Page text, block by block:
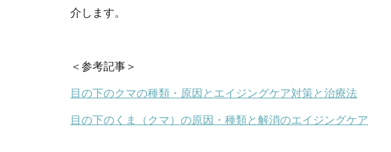
介します。
＜参考記事＞
目の下のクマの種類・原因とエイジングケア対策と治療法
目の下のくま（クマ）の原因・種類と解消のエイジングケア